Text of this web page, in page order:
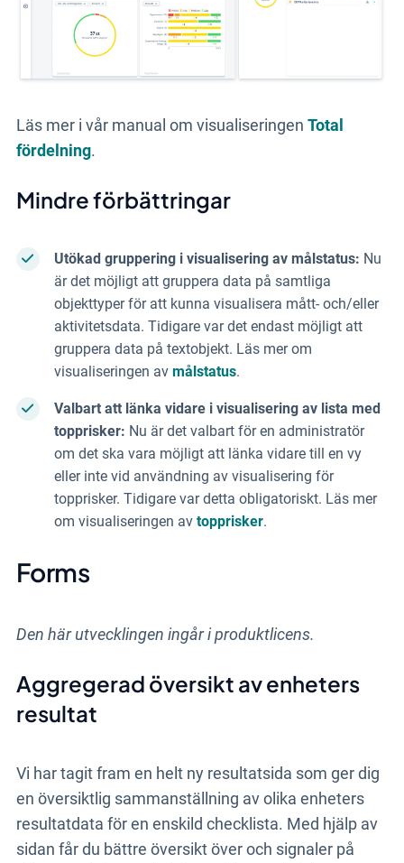
Läs mer i vår manual om visualiseringen Total
fördelning.
Mindre förbättringar
Utökad gruppering i visualisering av målstatus: Nu
är det möjligt att gruppera data på samtliga
objekttyper för att kunna visualisera mått- och/eller
aktivitetsdata. Tidigare var det endast möjligt att
gruppera data på textobjekt. Läs mer om
visualiseringen av målstatus.
Valbart att länka vidare i visualisering av lista med
topprisker: Nu är det valbart för en administratör
om det ska vara möjligt att länka vidare till en vy
eller inte vid användning av visualisering för
topprisker. Tidigare var detta obligatoriskt. Läs mer
om visualiseringen av topprisker.
Forms
Den här utvecklingen ingår i produktlicens.
Aggregerad översikt av enheters
resultat
Vi har tagit fram en helt ny resultatsida som ger dig
en översiktlig sammanställning av olika enheters
resultatdata för en enskild checklista. Med hjälp av
sidan får du bättre översikt över och signaler på